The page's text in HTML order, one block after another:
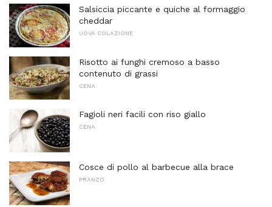
Salsiccia piccante e quiche al formaggio
cheddar
UOVA COLAZIONE
Risotto ai funghi cremoso a basso
contenuto di grassi
CENA
Fagioli neri facili con riso giallo
CENA
Cosce di pollo al barbecue alla brace
PRANZO